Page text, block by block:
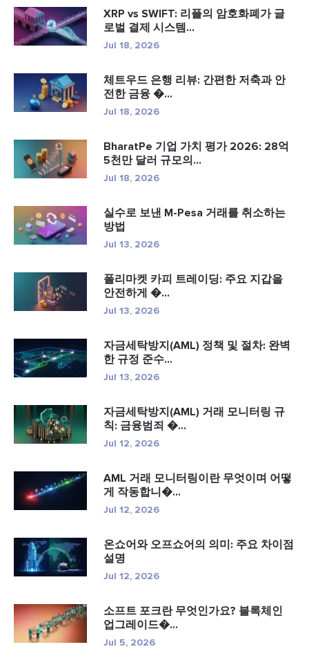
XRP vs SWIFT: 리플의 암호화폐가 글
로벌 결제 시스템...
Jul 18, 2026
체트우드 은행 리뷰: 간편한 저축과 안
전한 금융 �...
Jul 18, 2026
BharatPe 기업 가치 평가 2026: 28억
5천만 달러 규모의...
Jul 18, 2026
실수로 보낸 M-Pesa 거래를 취소하는
방법
Jul 13, 2026
폴리마켓 카피 트레이딩: 주요 지갑을
안전하게 �...
Jul 13, 2026
자금세탁방지(AML) 정책 및 절차: 완벽
한 규정 준수...
Jul 13, 2026
자금세탁방지(AML) 거래 모니터링 규
칙: 금융범죄 �...
Jul 12, 2026
AML 거래 모니터링이란 무엇이며 어떻
게 작동합니�...
Jul 12, 2026
온쇼어와 오프쇼어의 의미: 주요 차이점
설명
Jul 12, 2026
소프트 포크란 무엇인가요? 블록체인
업그레이드�...
Jul 5, 2026